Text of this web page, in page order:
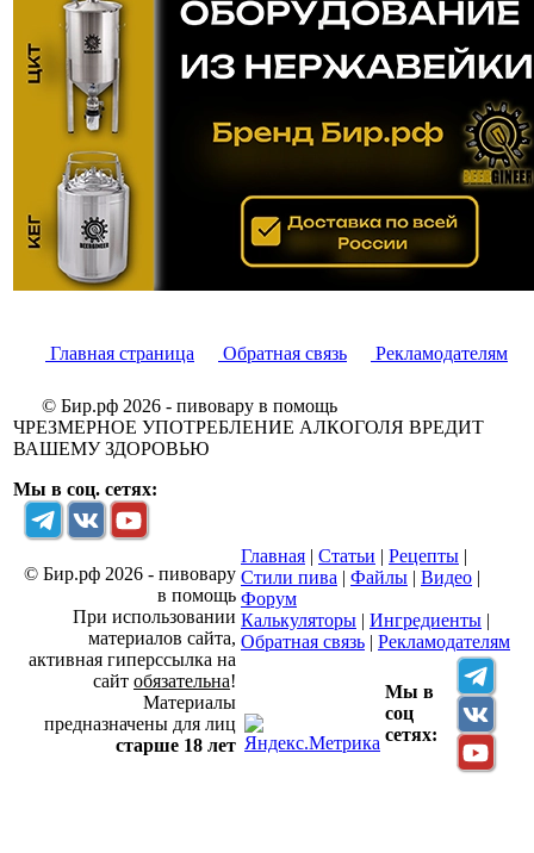
Главная страница Обратная связь Рекламодателям
© Бир.рф 2026 - пивовару в помощь
ЧРЕЗМЕРНОЕ УПОТРЕБЛЕНИЕ АЛКОГОЛЯ ВРЕДИТ
ВАШЕМУ ЗДОРОВЬЮ
Мы в соц. сетях:
© Бир.рф 2026 - пивовару
в помощь
При использовании
материалов сайта,
активная гиперссылка на
сайт обязательна!
Материалы
предназначены для лиц
старше 18 лет
Главная | Статьи | Рецепты |
Стили пива | Файлы | Видео |
Форум
Калькуляторы | Ингредиенты |
Обратная связь | Рекламодателям
Мы в
соц
сетях: